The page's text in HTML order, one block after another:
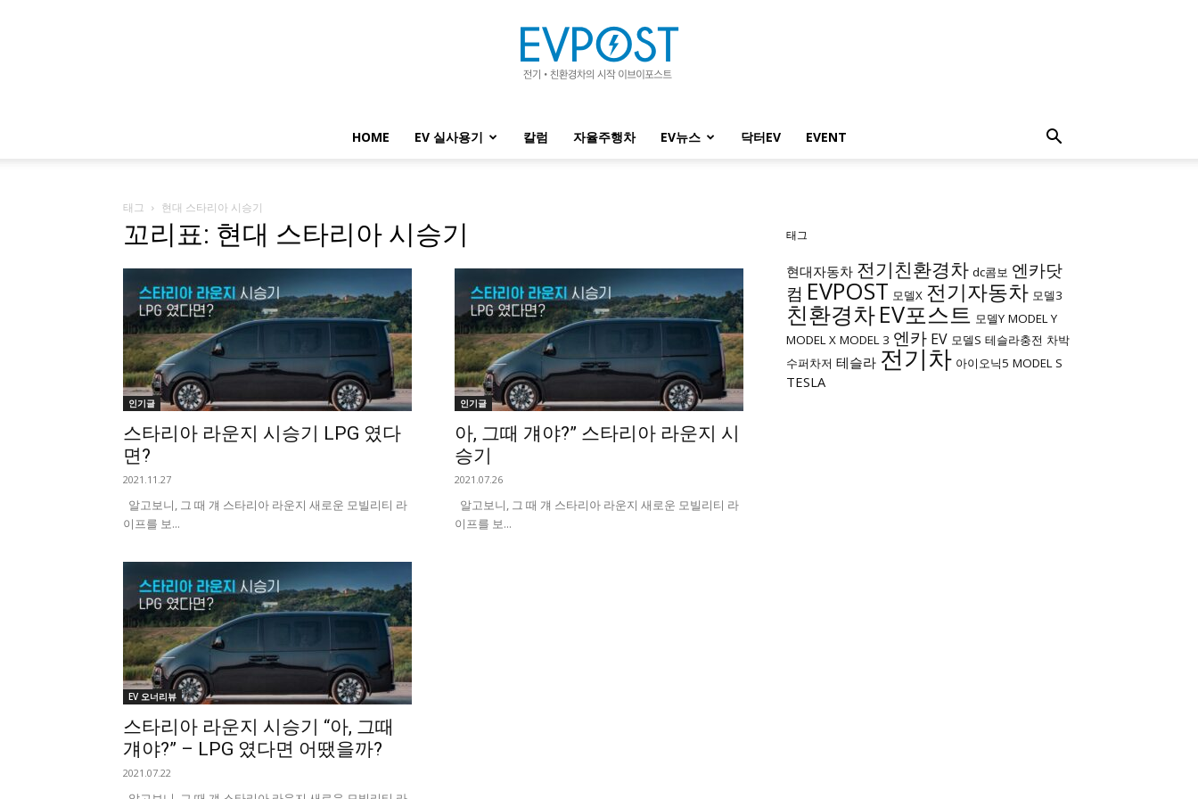
HOME EV 실사용기 칼럼 자율주행차 EV뉴스 닥터EV EVENT
태그 현대 스타리아 시승기
꼬리표: 현대 스타리아 시승기
인기글
스타리아 라운지 시승기 LPG 였다
면?
2021.11.27
알고보니, 그 때 걔 스타리아 라운지 새로운 모빌리티 라
이프를 보...
인기글
아, 그때 걔야?” 스타리아 라운지 시
승기
2021.07.26
알고보니, 그 때 걔 스타리아 라운지 새로운 모빌리티 라
이프를 보...
EV 오너리뷰
스타리아 라운지 시승기 “아, 그때
걔야?” – LPG 였다면 어땠을까?
2021.07.22
태그
현대자동차 전기친환경차 dc콤보 엔카닷
컴 EVPOST 모델X 전기자동차 모델3
친환경차EV포스트 모델Y MODEL Y
MODEL X MODEL 3 엔카 EV 모델S 테슬라충전 차박
수퍼차저 테슬라 전기차 아이오닉5 MODEL S
TESLA